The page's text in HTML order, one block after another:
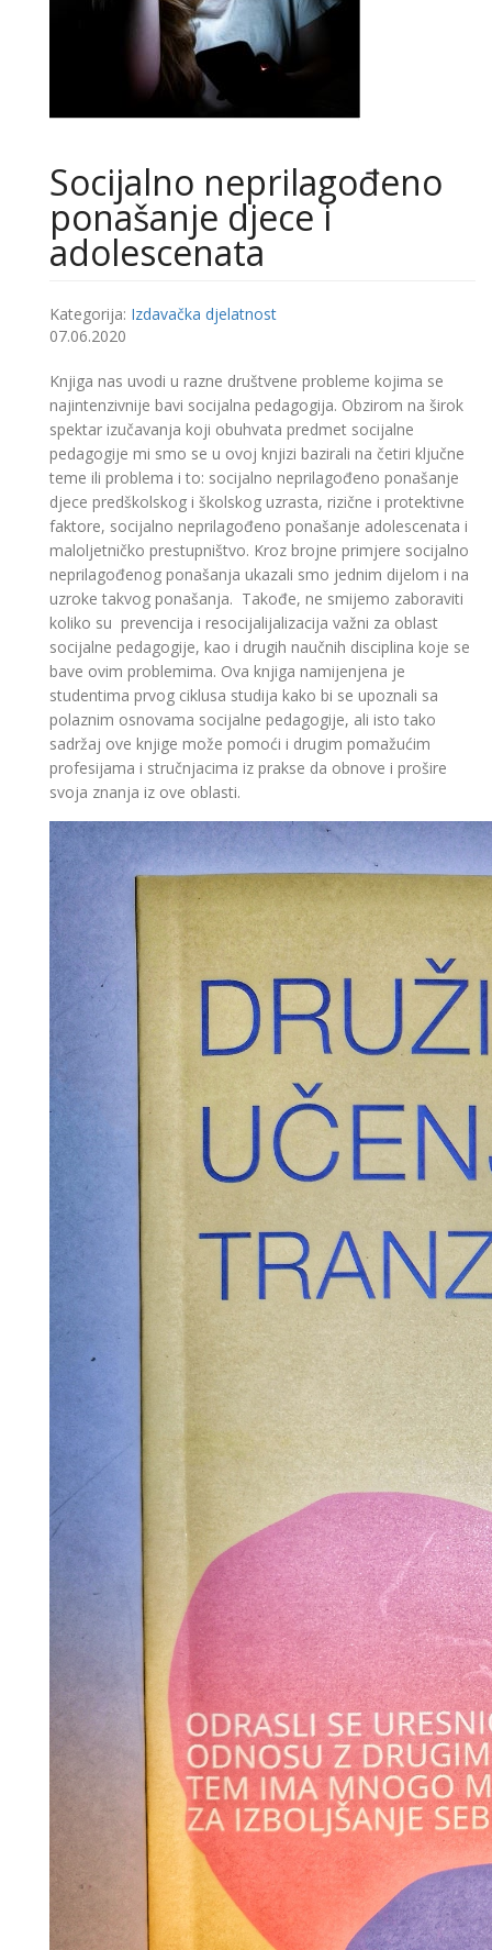
Socijalno neprilagođeno
ponašanje djece i
adolescenata
Kategorija: Izdavačka djelatnost
07.06.2020
Knjiga nas uvodi u razne društvene probleme kojima se
najintenzivnije bavi socijalna pedagogija. Obzirom na širok
spektar izučavanja koji obuhvata predmet socijalne
pedagogije mi smo se u ovoj knjizi bazirali na četiri ključne
teme ili problema i to: socijalno neprilagođeno ponašanje
djece predškolskog i školskog uzrasta, rizične i protektivne
faktore, socijalno neprilagođeno ponašanje adolescenata i
maloljetničko prestupništvo. Kroz brojne primjere socijalno
neprilagođenog ponašanja ukazali smo jednim dijelom i na
uzroke takvog ponašanja. Takođe, ne smijemo zaboraviti
koliko su prevencija i resocijalijalizacija važni za oblast
socijalne pedagogije, kao i drugih naučnih disciplina koje se
bave ovim problemima. Ova knjiga namijenjena je
studentima prvog ciklusa studija kako bi se upoznali sa
polaznim osnovama socijalne pedagogije, ali isto tako
sadržaj ove knjige može pomoći i drugim pomažućim
profesijama i stručnjacima iz prakse da obnove i prošire
svoja znanja iz ove oblasti.